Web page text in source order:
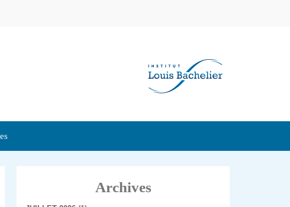
Archives